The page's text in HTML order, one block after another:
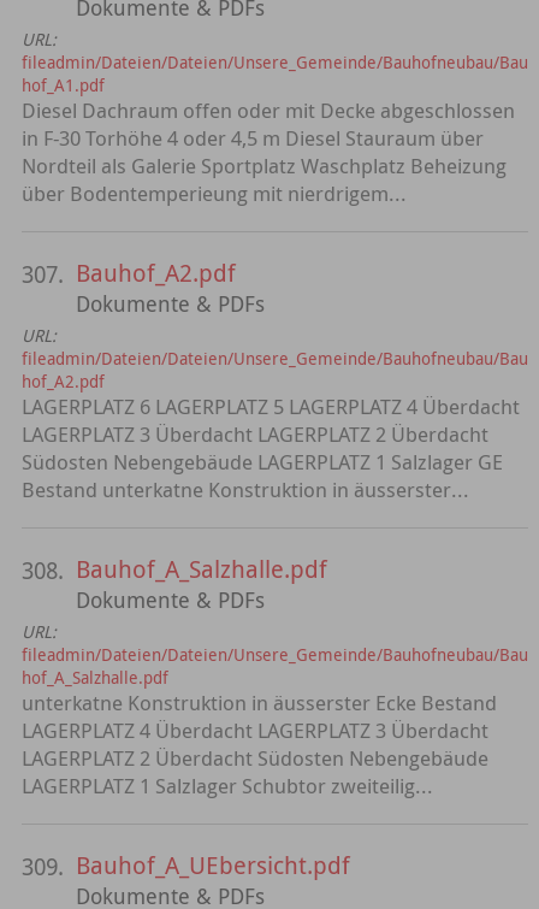
Dokumente & PDFs
URL:
fileadmin/Dateien/Dateien/Unsere_Gemeinde/Bauhofneubau/Bau
hof_A1.pdf
Diesel Dachraum offen oder mit Decke abgeschlossen
in F-30 Torhöhe 4 oder 4,5 m Diesel Stauraum über
Nordteil als Galerie Sportplatz Waschplatz Beheizung
über Bodentemperieung mit nierdrigem...
307. Bauhof_A2.pdf
Dokumente & PDFs
URL:
fileadmin/Dateien/Dateien/Unsere_Gemeinde/Bauhofneubau/Bau
hof_A2.pdf
LAGERPLATZ 6 LAGERPLATZ 5 LAGERPLATZ 4 Überdacht
LAGERPLATZ 3 Überdacht LAGERPLATZ 2 Überdacht
Südosten Nebengebäude LAGERPLATZ 1 Salzlager GE
Bestand unterkatne Konstruktion in äusserster...
308. Bauhof_A_Salzhalle.pdf
Dokumente & PDFs
URL:
fileadmin/Dateien/Dateien/Unsere_Gemeinde/Bauhofneubau/Bau
hof_A_Salzhalle.pdf
unterkatne Konstruktion in äusserster Ecke Bestand
LAGERPLATZ 4 Überdacht LAGERPLATZ 3 Überdacht
LAGERPLATZ 2 Überdacht Südosten Nebengebäude
LAGERPLATZ 1 Salzlager Schubtor zweiteilig...
309. Bauhof_A_UEbersicht.pdf
Dokumente & PDFs